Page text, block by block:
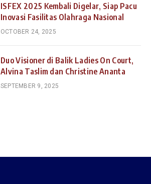
ISFEX 2025 Kembali Digelar, Siap Pacu
Inovasi Fasilitas Olahraga Nasional
OCTOBER 24, 2025
Duo Visioner di Balik Ladies On Court,
Alvina Taslim dan Christine Ananta
SEPTEMBER 9, 2025